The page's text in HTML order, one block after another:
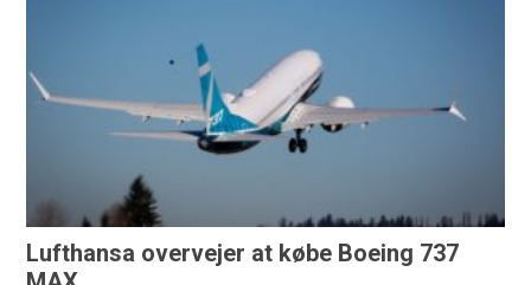
Lufthansa overvejer at købe Boeing 737